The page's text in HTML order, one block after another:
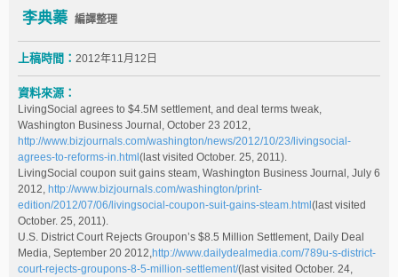
李典蓁 編譯整理
上稿時間： 2012年11月12日
資料來源：
LivingSocial agrees to $4.5M settlement, and deal terms tweak,
Washington Business Journal, October 23 2012,
http://www.bizjournals.com/washington/news/2012/10/23/livingsocial-
agrees-to-reforms-in.html (last visited October. 25, 2011).
LivingSocial coupon suit gains steam, Washington Business Journal, July 6
2012, http://www.bizjournals.com/washington/print-
edition/2012/07/06/livingsocial-coupon-suit-gains-steam.html (last visited
October. 25, 2011).
U.S. District Court Rejects Groupon’s $8.5 Million Settlement, Daily Deal
Media, September 20 2012,http://www.dailydealmedia.com/789u-s-district-
court-rejects-groupons-8-5-million-settlement/(last visited October. 24,